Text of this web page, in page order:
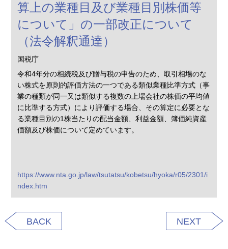
算上の業種目及び業種目別株価等
について」の一部改正について
（法令解釈通達）
国税庁
令和4年分の相続税及び贈与税の申告のため、取引相場のな
い株式を原則的評価方法の一つである類似業種比準方式（事
業の種類が同一又は類似する複数の上場会社の株価の平均値
に比準する方式）により評価する場合、その算定に必要とな
る業種目別の1株当たりの配当金額、利益金額、簿価純資産
価額及び株価について定めています。
https://www.nta.go.jp/law/tsutatsu/kobetsu/hyoka/r05/2301/i
ndex.htm
BACK NEXT